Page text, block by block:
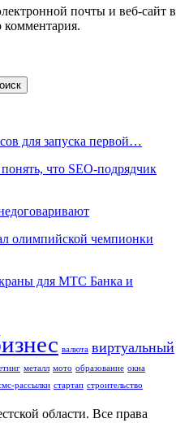
почты и веб-сайт в
комментария.
для запуска первой…
что SEO-подрядчик
олимпийской чемпионки
для МТС Банка и
валюта виртуальный
металл мото образование окна
рассылки стартап строительство
области. Все права